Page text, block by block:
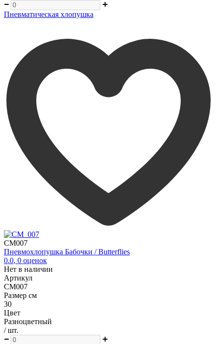
Пневматическая хлопушка
CM007
Пневмохлопушка Бабочки / Butterflies
0.0, 0 оценок
Нет в наличии
Артикул
CM007
Размер см
30
Цвет
Разноцветный
/ шт.